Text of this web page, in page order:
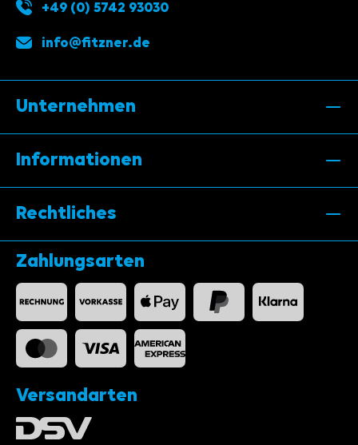
+49 (0) 5742 93030
info@fitzner.de
Unternehmen
Informationen
Rechtliches
Zahlungsarten
Versandarten